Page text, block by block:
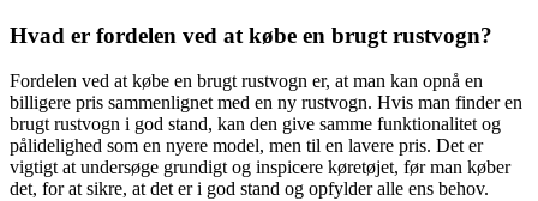
Hvad er fordelen ved at købe en brugt rustvogn?
Fordelen ved at købe en brugt rustvogn er, at man kan opnå en
billigere pris sammenlignet med en ny rustvogn. Hvis man finder en
brugt rustvogn i god stand, kan den give samme funktionalitet og
pålidelighed som en nyere model, men til en lavere pris. Det er
vigtigt at undersøge grundigt og inspicere køretøjet, før man køber
det, for at sikre, at det er i god stand og opfylder alle ens behov.